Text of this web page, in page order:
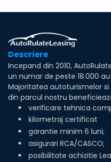
Descriere
Incepand din 2010,
un numar de peste 18.000
Majoritatea autoturismelor
din parcul nostru
verificare tehnica
kilometraj certificat
garantie minim 6 luni;
asigurari RCA/CASCO;
posibilitate achizitie